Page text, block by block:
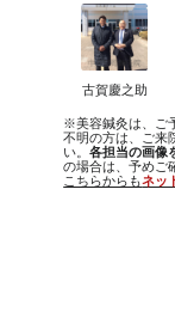
古賀慶之助
※美容鍼灸は、ご
不明の方は、ご来
い。各担当の画像
の場合は、予めご
こちらからも